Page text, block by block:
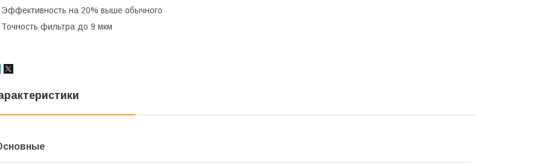
Эффективность на 20% выше обычного
Точность фильтра до 9 мкм